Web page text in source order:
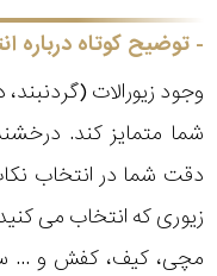
توضیح کوتاه
وجود زیورالات
شما متمایز کند.
دقت شما در انتخاب
زیوری که انتخاب می
مچی، کیف، کفش و ...